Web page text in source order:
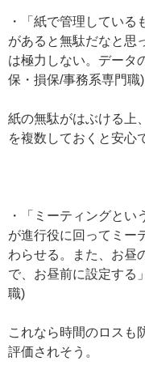
・「紙で管理してい
があると無駄だなと思
は極力しない。データ
保・損保/事務系専門職)
紙の無駄がはぶける上
を複数しておくと安心
・「ミーティングと
が進行役に回ってミー
わらせる。また、お昼
で、お昼前に設定する
職)
これなら時間のロスも
評価されそう。